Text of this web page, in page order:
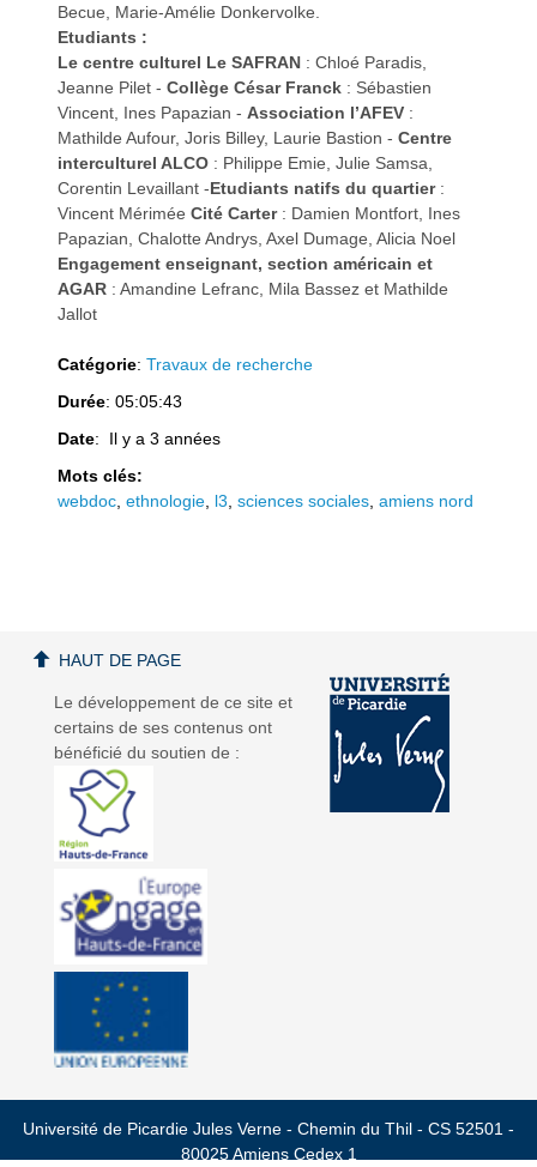
Becue, Marie-Amélie Donkervolke.
Etudiants :
Le centre culturel Le SAFRAN : Chloé Paradis,
Jeanne Pilet -Collège César Franck : Sébastien
Vincent, Ines Papazian -Association l’AFEV :
Mathilde Aufour, Joris Billey, Laurie Bastion -Centre
interculturel ALCO : Philippe Emie, Julie Samsa,
Corentin Levaillant -Etudiants natifs du quartier:
Vincent MériméeCité Carter: Damien Montfort, Ines
Papazian, Chalotte Andrys, Axel Dumage, Alicia Noel
Engagement enseignant, section américain et
AGAR : Amandine Lefranc, Mila Bassez et Mathilde
Jallot
Catégorie:Travaux de recherche
Durée: 05:05:43
Date: Il y a 3 années
Mots clés:
webdoc ,ethnologie l3 ,sciences sociales ,amiens nord
Le développement de ce site et
certains de ses contenus ont
bénéficié du soutien de :
Université de Picardie Jules Verne - Chemin du Thil - CS 52501 -
80025 Amiens Cedex 1
HAUT DE PAGE